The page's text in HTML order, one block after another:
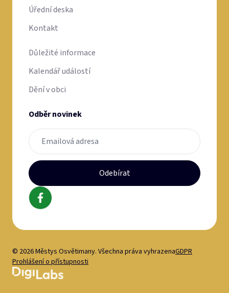
Úřední deska
Kontakt
Důležité informace
Kalendář událostí
Dění v obci
Odběr novinek
Odebírat
© 2026 Městys Osvětimany. Všechna práva vyhrazenaGDPR
Prohlášení o přístupnosti